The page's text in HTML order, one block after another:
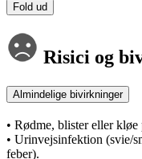
Fold ud
Risici og
Almindelige bivirkninger
• Rødme, blister eller
• Urinvejsinfektion (svie/
feber).